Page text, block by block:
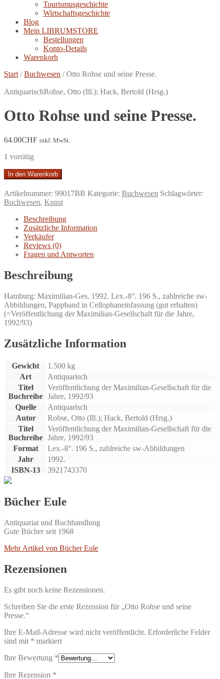
Tourismusgeschichte
Wirtschaftsgeschichte
Blog
Mein LIBRUMSTORE
Bestellungen
Konto-Details
Warenkorb
Start /Buchwesen /Otto Rohse und seine Presse.
AntiquarischRohse, Otto (Ill.); Hack, Bertold (Hrsg.)
Otto Rohse und seine Presse.
64.00CHF inkl. MwSt.
1 vorrätig
Otto
Rohse
und
seine
Presse.
Menge
In den Warenkorb
Artikelnummer: 99017BB Kategorie: Buchwesen Schlagwörter:
Buchwesen, Kunst
Beschreibung
Zusätzliche Information
Verkäufer
Reviews (0)
Fragen und Antworten
Beschreibung
Hamburg: Maximilian-Ges. 1992. Lex.-8°. 196 S., zahlreiche sw-
Abbildungen, Pappband in Cellophaneinfassung (gut erhalten)
(=Veröffentlichung der Maximilian-Gesellschaft für die Jahre,
1992/93)
Zusätzliche Information
Gewicht
1.500 kg
Art
Antiquarisch
Titel
Buchreihe
Veröffentlichung der Maximilian-Gesellschaft für die
Jahre, 1992/93
Quelle
Antiquarisch
Autor
Rohse, Otto (Ill.); Hack, Bertold (Hrsg.)
Titel
Buchreihe
Veröffentlichung der Maximilian-Gesellschaft für die
Jahre, 1992/93
Format
Lex.-8°. 196 S., zahlreiche sw-Abbildungen
Jahr
1992.
ISBN-13
3921743370
Bücher Eule
Antiquariat und Buchhandlung
Gute Bücher seit 1968
Mehr Artikel von Bücher Eule
Rezensionen
Es gibt noch keine Rezensionen.
Schreiben Sie die erste Rezension für „Otto Rohse und seine
Presse.“
Ihre E-Mail-Adresse wird nicht veröffentlicht. Erforderliche Felder
sind mit * markiert
Ihre Bewertung *
Ihre Rezension *